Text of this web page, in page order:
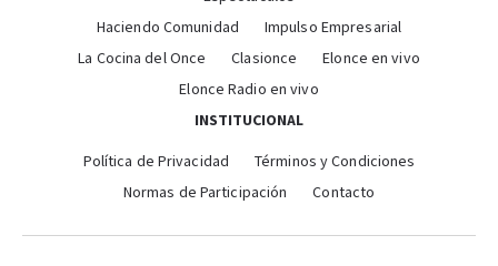
Haciendo Comunidad
Impulso Empresarial
La Cocina del Once
Clasionce
Elonce en vivo
Elonce Radio en vivo
INSTITUCIONAL
Política de Privacidad
Términos y Condiciones
Normas de Participación
Contacto